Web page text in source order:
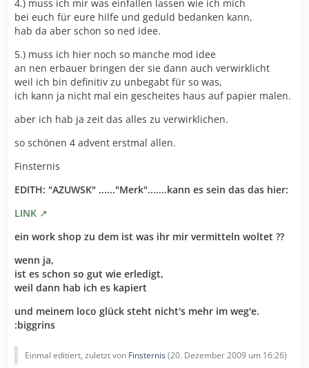
4.) muss ich mir was einfallen lassen wie ich mich
bei euch für eure hilfe und geduld bedanken kann,
hab da aber schon so ned idee.
5.) muss ich hier noch so manche mod idee
an nen erbauer bringen der sie dann auch verwirklicht
weil ich bin definitiv zu unbegabt für so was,
ich kann ja nicht mal ein gescheites haus auf papier malen.
aber ich hab ja zeit das alles zu verwirklichen.
so schönen 4 advent erstmal allen.
Finsternis
EDITH: "AZUWSK" ......"Merk".......kann es sein das das hier:
LINK
ein work shop zu dem ist was ihr mir vermitteln woltet ??
wenn ja,
ist es schon so gut wie erledigt,
weil dann hab ich es kapiert
und meinem loco glück steht nicht's mehr im weg'e.
:biggrins
Einmal editiert, zuletzt von Finsternis(20. Dezember 2009 um 16:26)